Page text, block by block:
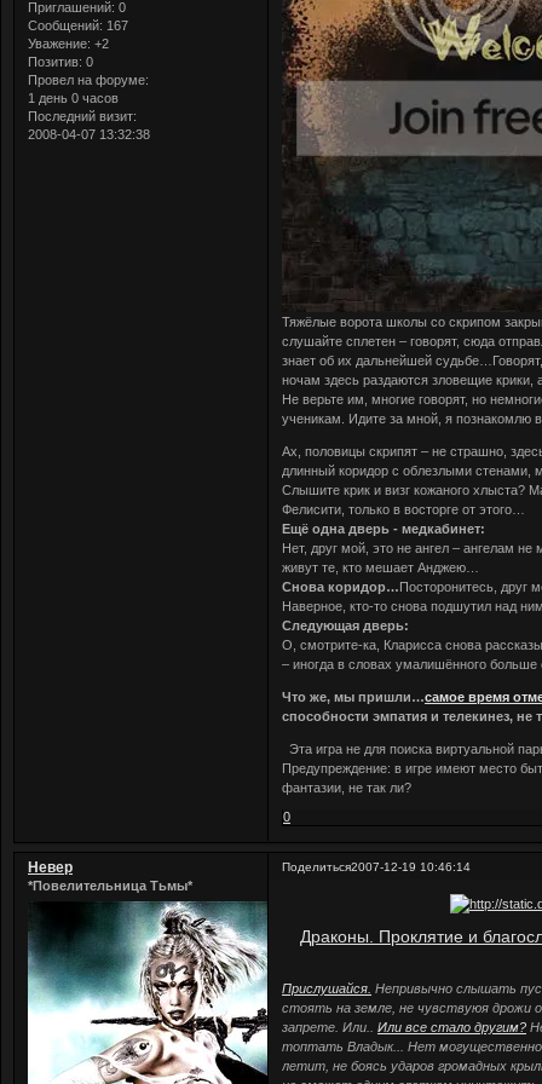
Приглашений: 0
Сообщений: 167
Уважение: +2
Позитив: 0
Провел на форуме:
1 день 0 часов
Последний визит:
2008-04-07 13:32:38
Тяжёлые ворота школы со скрипом
слушайте сплетен – говорят, сюда
знает об их дальнейшей
ночам здесь раздаются зловещие крики,
Не верьте им, многие говорят, но
ученикам. Идите за мной, я познакомлю
Ах, половицы скрипят – не страшно,
длинный коридор с облезлыми стенами,
Слышите крик и визг кожаного хлыста?
Фелисити, только в восторге от этого…
Ещё одна дверь - медкабинет:
Нет, друг мой, это не ангел – ангелам
живут те, кто мешает Анджею…
Снова коридор… Посторонитесь, друг
Наверное, кто-то снова подшутил над
Следующая дверь:
О, смотрите-ка, Кларисса снова
– иногда в словах умалишённого
Что же, мы пришли…самое время
способности эмпатия и телекинез, не
Эта игра не для поиска виртуальной
Предупреждение: в игре имеют место
фантазии, не так ли?
0
Поделиться2007-12-19 10:46:14
Невер
*Повелительница Тьмы*
Драконы. Проклятие и
Прислушайся. Непривычно слышать
стоять на земле, не чувствуюя
запрете. Или..Или все стало другим?
топтать Владык... Нет
летит, не боясь ударов громадных